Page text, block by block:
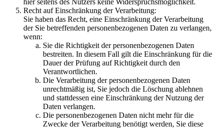
Recht auf Einschränkung der Verarbeitung:
Sie haben das Recht, eine Einschränkung der Verarbeitung
der Sie betreffenden personenbezogenen Daten zu verlangen,
wenn:
Sie die Richtigkeit der personenbezogenen Daten
bestreiten. In diesem Fall gilt die Einschränkung für die
Dauer der Prüfung auf Richtigkeit durch den
Verantwortlichen.
Die Verarbeitung der personenbezogenen Daten
unrechtmäßig ist, Sie jedoch die Löschung ablehnen
und stattdessen eine Einschränkung der Nutzung der
Daten verlangen.
Die personenbezogenen Daten nicht mehr für die
Zwecke der Verarbeitung benötigt werden, Sie diese